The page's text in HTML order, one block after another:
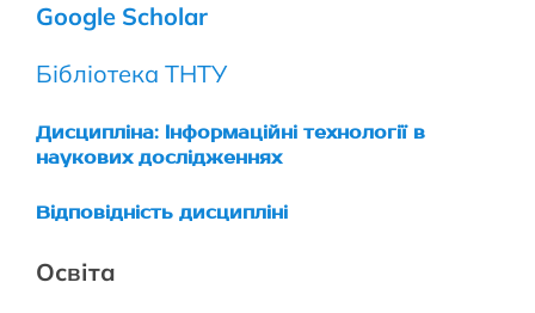
Google Scholar
Бібліотека ТНТУ
Дисципліна: Інформаційні технології в
наукових дослідженнях
Відповідність дисципліні
Освіта